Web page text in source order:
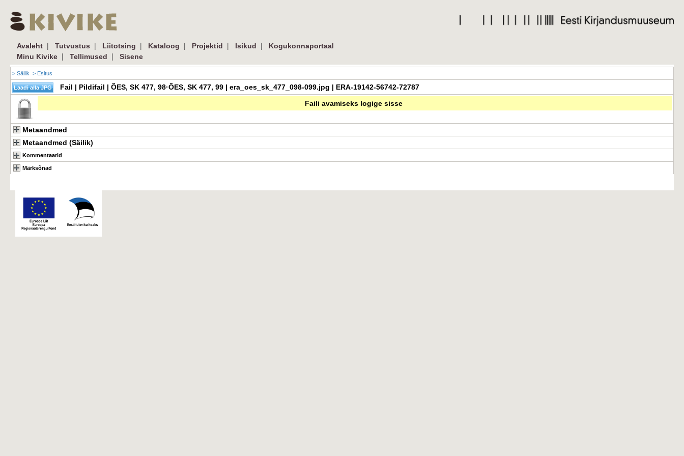
Avaleht | Tutvustus | Liitotsing | Kataloog | Projektid | Isikud |
Kogukonnaportaal
Minu Kivike | Tellimused | Sisene
> Säilik > Esitus
Fail | Pildifail | ÕES, SK 477, 98·ÕES, SK 477, 99 | era_oes_sk_477_098-099.jpg | ERA-19142-56742-72787
Faili avamiseks logige sisse
Metaandmed
Metaandmed (Säilik)
Kommentaarid
Märksõnad